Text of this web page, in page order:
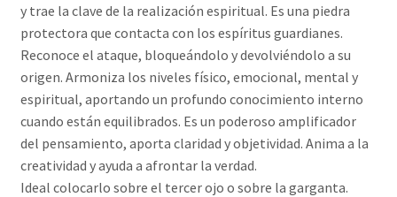
y trae la clave de la realización espiritual. Es una piedra
protectora que contacta con los espíritus guardianes.
Reconoce el ataque, bloqueándolo y devolviéndolo a su
origen. Armoniza los niveles físico, emocional, mental y
espiritual, aportando un profundo conocimiento interno
cuando están equilibrados. Es un poderoso amplificador
del pensamiento, aporta claridad y objetividad. Anima a la
creatividad y ayuda a afrontar la verdad.
Ideal colocarlo sobre el tercer ojo o sobre la garganta.